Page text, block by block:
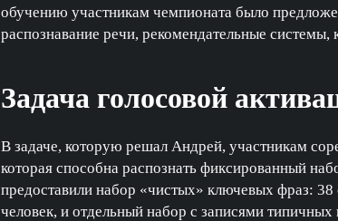
обучению участникам чемпионата было
распознавание речи, рекомендательные системы,
Задача голосовой
В задаче, которую решал Андрей, участникам
которая способна распознать фиксированный
предоставили набор «чистых» ключевых фраз:
человек, и отдельный набор с записями